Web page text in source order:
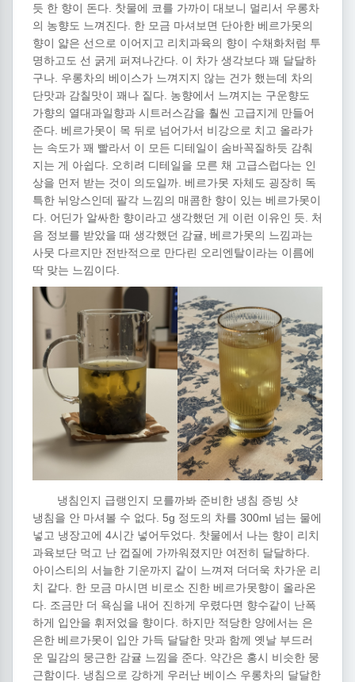
듯 한 향이 돈다. 찻물에 코를 가까이 대보니 멀리서 우롱차
의 농향도 느껴진다. 한 모금 마셔보면 단아한 베르가못의
향이 얇은 선으로 이어지고 리치과육의 향이 수채화처럼 투
명하고도 선 굵게 퍼져나간다. 이 차가 생각보다 꽤 달달하
구나. 우롱차의 베이스가 느껴지지 않는 건가 했는데 차의
단맛과 감칠맛이 꽤나 짙다. 농향에서 느껴지는 구운향도
가향의 열대과일향과 시트러스감을 훨씬 고급지게 만들어
준다. 베르가못이 목 뒤로 넘어가서 비강으로 치고 올라가
는 속도가 꽤 빨라서 이 모든 디테일이 숨바꼭질하듯 감춰
지는 게 아쉽다. 오히려 디테일을 모른 채 고급스럽다는 인
상을 먼저 받는 것이 의도일까. 베르가못 자체도 굉장히 독
특한 뉘앙스인데 팔각 느낌의 매콤한 향이 있는 베르가못이
다. 어딘가 알싸한 향이라고 생각했던 게 이런 이유인 듯. 처
음 정보를 받았을 때 생각했던 감귤, 베르가못의 느낌과는
사뭇 다르지만 전반적으로 만다린 오리엔탈이라는 이름에
딱 맞는 느낌이다.
냉침인지 급랭인지 모를까봐 준비한 냉침 증빙 샷
냉침을 안 마셔볼 수 없다. 5g 정도의 차를 300ml 넘는 물에
넣고 냉장고에 4시간 넣어두었다. 찻물에서 나는 향이 리치
과육보단 먹고 난 껍질에 가까워졌지만 여전히 달달하다.
아이스티의 서늘한 기운까지 같이 느껴져 더더욱 차가운 리
치 같다. 한 모금 마시면 비로소 진한 베르가못향이 올라온
다. 조금만 더 욕심을 내어 진하게 우렸다면 향수같이 난폭
하게 입안을 휘저었을 향이다. 하지만 적당한 양에서는 은
은한 베르가못이 입안 가득 달달한 맛과 함께 옛날 부드러
운 밀감의 뭉근한 감귤 느낌을 준다. 약간은 홍시 비슷한 뭉
근함이다. 냉침으로 강하게 우러난 베이스 우롱차의 달달한